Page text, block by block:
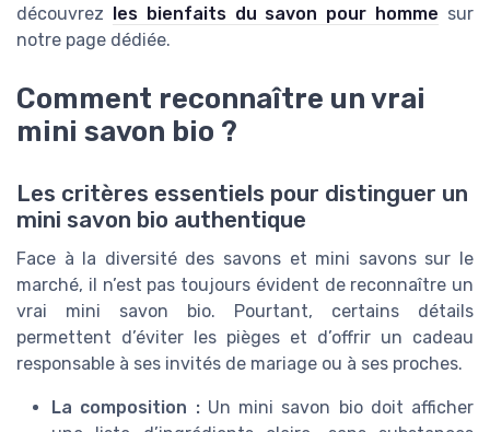
découvrez
les bienfaits du savon pour homme sur
notre page dédiée.
Comment reconnaître un vrai
mini savon bio ?
Les critères essentiels pour distinguer un
mini savon bio authentique
Face à la diversité des savons et mini savons sur le
marché, il n’est pas toujours évident de reconnaître un
vrai mini savon bio. Pourtant, certains détails
permettent d’éviter les pièges et d’offrir un cadeau
responsable à ses invités de mariage ou à ses proches.
La composition :Un mini savon bio doit afficher